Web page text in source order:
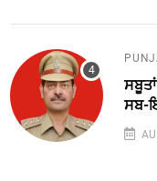
ਸਬ-